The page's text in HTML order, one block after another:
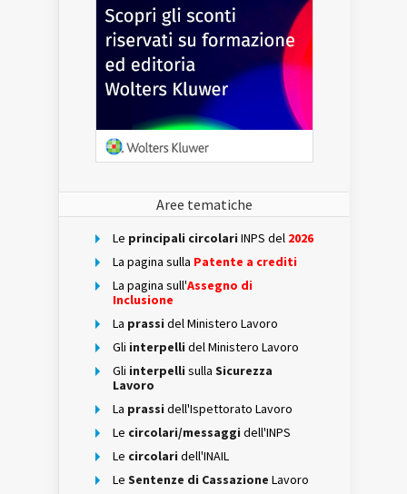
Aree tematiche
Le principali circolari INPS del 2026
La pagina sulla Patente a crediti
La pagina sull'Assegno di
Inclusione
La prassi del Ministero Lavoro
Gli interpelli del Ministero Lavoro
Gli interpelli sulla Sicurezza
Lavoro
La prassi dell'Ispettorato Lavoro
Le circolari/messaggi dell'INPS
Le circolari dell'INAIL
Le Sentenze di Cassazione Lavoro